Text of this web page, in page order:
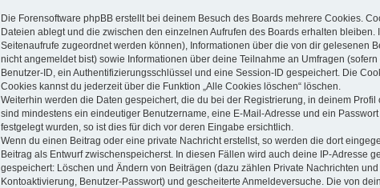
Die Forensoftware phpBB erstellt bei deinem Besuch des Boards mehrere Cookies.
Dateien ablegt und die zwischen den einzelnen Aufrufen des Boards erhalten
Seitenaufrufe zugeordnet werden können), Informationen über die von dir gelesenen
nicht angemeldet bist) sowie Informationen über deine Teilnahme an Umfragen
Benutzer-ID, ein Authentifizierungsschlüssel und eine Session-ID gespeichert. Die
Cookies kannst du jederzeit über die Funktion „Alle Cookies löschen“ löschen.
Weiterhin werden die Daten gespeichert, die du bei der Registrierung, in deinem
sind mindestens ein eindeutiger Benutzername, eine E-Mail-Adresse und ein
festgelegt wurden, so ist dies für dich vor deren Eingabe ersichtlich.
Wenn du einen Beitrag oder eine private Nachricht erstellst, so werden die dort
Beitrag als Entwurf zwischenspeicherst. In diesen Fällen wird auch deine IP-Adresse
gespeichert: Löschen und Ändern von Beiträgen (dazu zählen Private Nachrichten
Kontoaktivierung, Benutzer-Passwort) und gescheiterte Anmeldeversuche. Die von